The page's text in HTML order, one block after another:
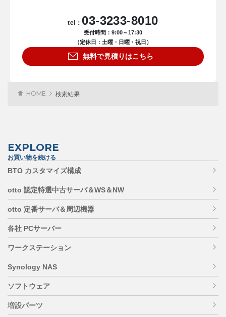
tel： 03-3233-8010
受付時間：9:00～17:30
（定休日：土曜・日曜・祝日）
無料で見積りはこちら
HOME 検索結果
EXPLORE
お買い物を続ける
BTO カスタマイズ構成
otto 認定特選中古サーバ＆WS＆NW
otto 定番サーバ＆周辺機器
各社 PCサーバー
ワークステーション
Synology NAS
ソフトウェア
増設パーツ